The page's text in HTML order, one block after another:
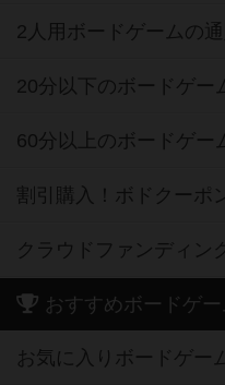
2人用ボードゲームの
20分以下のボードゲー
60分以上のボードゲー
割引購入！ボドクーポ
クラウドファンディン
おすすめボードゲー
お気に入りボードゲー